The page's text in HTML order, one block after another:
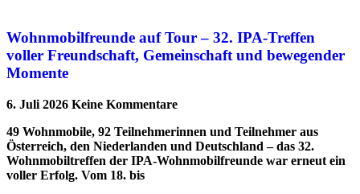
Wohnmobilfreunde auf Tour – 32. IPA-Treffen
voller Freundschaft, Gemeinschaft und bewegender
Momente
6. Juli 2026 Keine Kommentare
49 Wohnmobile, 92 Teilnehmerinnen und Teilnehmer aus
Österreich, den Niederlanden und Deutschland – das 32.
Wohnmobiltreffen der IPA-Wohnmobilfreunde war erneut ein
voller Erfolg. Vom 18. bis